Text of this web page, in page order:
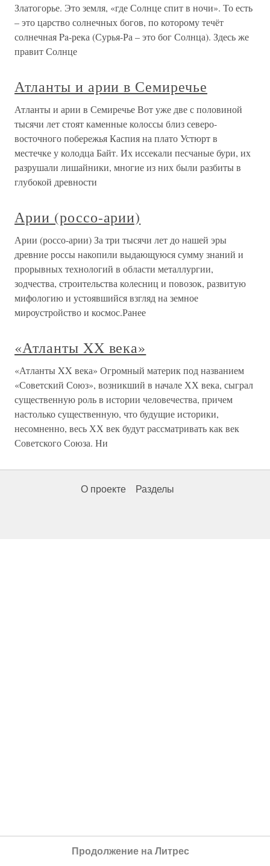
Златогорье. Это земля, «где Солнце спит в ночи». То есть
– это царство солнечных богов, по которому течёт
солнечная Pa-река (Сурья-Ра – это бог Солнца). Здесь же
правит Солнце
Атланты и арии в Семиречье
Атланты и арии в Семиречье Вот уже две с половиной
тысячи лет стоят каменные колоссы близ северо-
восточного побережья Каспия на плато Устюрт в
местечке у колодца Байт. Их иссекали песчаные бури, их
разрушали лишайники, многие из них были разбиты в
глубокой древности
Арии (россо-арии)
Арии (россо-арии) За три тысячи лет до нашей эры
древние россы накопили выдающуюся сумму знаний и
прорывных технологий в области металлургии,
зодчества, строительства колесниц и повозок, развитую
мифологию и устоявшийся взгляд на земное
мироустройство и космос.Ранее
«Атланты XX века»
«Атланты XX века» Огромный материк под названием
«Советский Союз», возникший в начале ХХ века, сыграл
существенную роль в истории человечества, причем
настолько существенную, что будущие историки,
несомненно, весь ХХ век будут рассматривать как век
Советского Союза. Ни
О проекте Разделы
Продолжение на Литрес